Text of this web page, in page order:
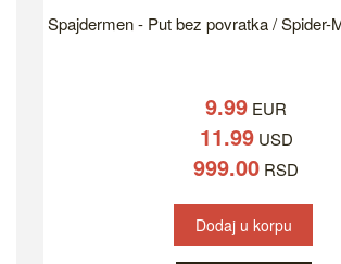
Spajdermen - Put bez povratka / Spider-
9.99 EUR
11.99USD
999.00 RSD
Dodaj u korpu